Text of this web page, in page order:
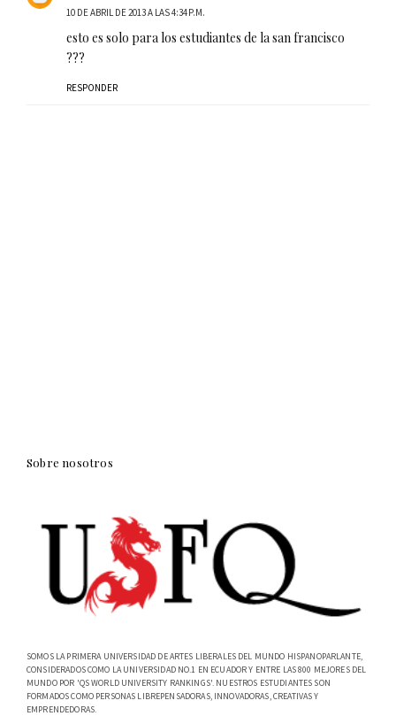
10 DE ABRIL DE 2013 A LAS 4:34 P.M.
esto es solo para los estudiantes de la san francisco
???
RESPONDER
Sobre nosotros
SOMOS LA PRIMERA UNIVERSIDAD DE ARTES LIBERALES DEL MUNDO HISPANOPARLANTE,
CONSIDERADOS COMO LA UNIVERSIDAD NO.1 EN ECUADOR Y ENTRE LAS 800 MEJORES DEL
MUNDO POR 'QS WORLD UNIVERSITY RANKINGS'. NUESTROS ESTUDIANTES SON
FORMADOS COMO PERSONAS LIBREPENSADORAS, INNOVADORAS, CREATIVAS Y
EMPRENDEDORAS.